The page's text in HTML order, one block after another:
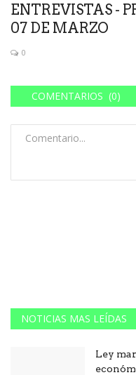
ENTREVISTAS -
07 DE MARZO
0
COMENTARIOS (0)
NOTICIAS MAS LEÍDAS
Ley